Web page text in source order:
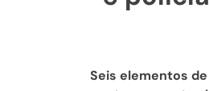
Seis elementos